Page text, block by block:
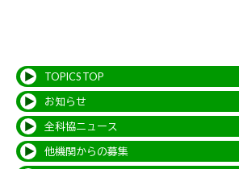
TOPICS TOP
お知らせ
全科協ニュース
他機関からの募集